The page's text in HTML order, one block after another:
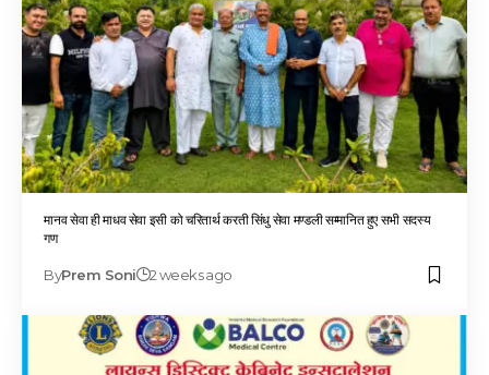
मानव सेवा ही माधव सेवा इसी को चरितार्थ करती सिंधु सेवा मण्डली सम्मानित हुए सभी सदस्य
गण
ByPrem Soni 2 weeks ago